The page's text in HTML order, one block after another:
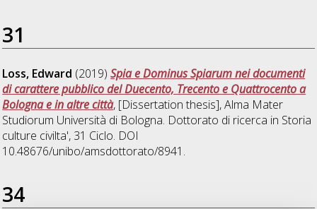
31
Loss, Edward (2019)Spia e Dominus Spiarum nei documenti
di carattere pubblico del Duecento, Trecento e Quattrocento a
Bologna e in altre città, [Dissertation thesis], Alma Mater
Studiorum Università di Bologna. Dottorato di ricerca in Storia
culture civilta', 31 Ciclo. DOI
10.48676/unibo/amsdottorato/8941.
34